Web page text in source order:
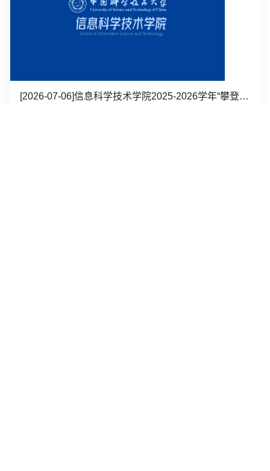
[2026-07-06]信息科学技术学院2025-2026学年“攀登之星奖学金”候选人名单公...